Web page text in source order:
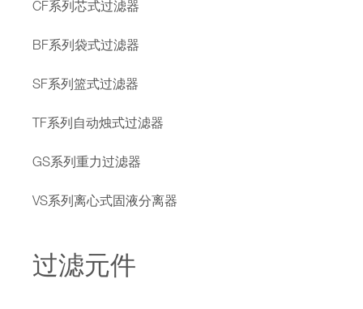
CF系列芯式过滤器
BF系列袋式过滤器
SF系列篮式过滤器
TF系列自动烛式过滤器
GS系列重力过滤器
VS系列离心式固液分离器
过滤元件